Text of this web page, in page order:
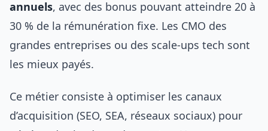
annuels, avec des bonus pouvant atteindre 20 à
30 % de la rémunération fixe. Les CMO des
grandes entreprises ou des scale-ups tech sont
les mieux payés.
Ce métier consiste à optimiser les canaux
d’acquisition (SEO, SEA, réseaux sociaux) pour